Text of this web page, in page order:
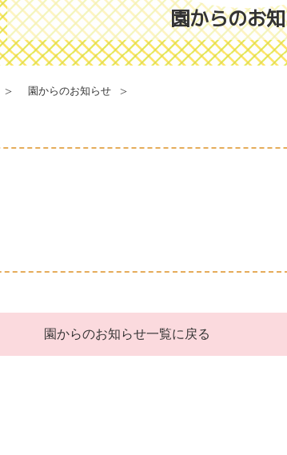
園からのお
園からのお知らせ
園からのお知らせ一覧に戻る